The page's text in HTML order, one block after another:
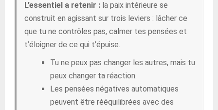
L’essentiel a retenir : la paix intérieure se
construit en agissant sur trois leviers : lâcher ce
que tu ne contrôles pas, calmer tes pensées et
t’éloigner de ce qui t’épuise.
Tu ne peux pas changer les autres, mais tu
peux changer ta réaction.
Les pensées négatives automatiques
peuvent être rééquilibrées avec des